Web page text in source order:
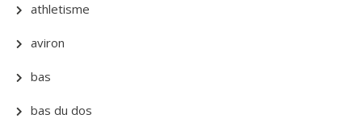
athletisme
aviron
bas
bas du dos